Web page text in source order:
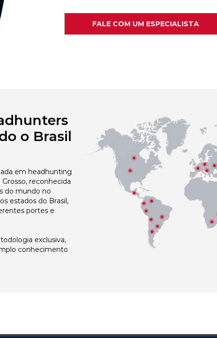
FALE COM UM ESPECIALISTA
o Brasil
em headhunting
reconhecida
do mundo no
estados do Brasil,
portes e
exclusiva,
conhecimento